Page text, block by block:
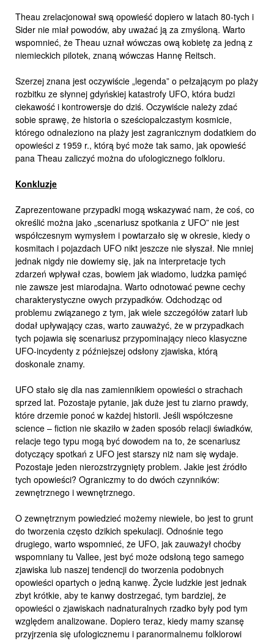
Theau zrelacjonował swą opowieść dopiero w latach 80-tych i
Sider nie miał powodów, aby uważać ją za zmyśloną. Warto
wspomnieć, że Theau uznał wówczas ową kobietę za jedną z
niemieckich pilotek, znaną wówczas Hannę Reitsch.
Szerzej znana jest oczywiście „legenda” o pełzającym po plaży
rozbitku ze słynnej gdyńskiej katastrofy UFO, która budzi
ciekawość i kontrowersje do dziś. Oczywiście należy zdać
sobie sprawę, że historia o sześciopalczastym kosmicie,
którego odnaleziono na plaży jest zagranicznym dodatkiem do
opowieści z 1959 r., którą być może tak samo, jak opowieść
pana Theau zaliczyć można do ufologicznego folkloru.
Konkluzje
Zaprezentowane przypadki mogą wskazywać nam, że coś, co
określić można jako „scenariusz spotkania z UFO” nie jest
współczesnym wymysłem i powtarzało się w okresie, kiedy o
kosmitach i pojazdach UFO nikt jeszcze nie słyszał. Nie mniej
jednak nigdy nie dowiemy się, jak na interpretacje tych
zdarzeń wpływał czas, bowiem jak wiadomo, ludzka pamięć
nie zawsze jest miarodajna. Warto odnotować pewne cechy
charakterystyczne owych przypadków. Odchodząc od
problemu związanego z tym, jak wiele szczegółów zatarł lub
dodał upływający czas, warto zauważyć, że w przypadkach
tych pojawia się scenariusz przypominający nieco klasyczne
UFO-incydenty z późniejszej odsłony zjawiska, którą
doskonale znamy.
UFO stało się dla nas zamiennikiem opowieści o strachach
sprzed lat. Pozostaje pytanie, jak duże jest tu ziarno prawdy,
które drzemie ponoć w każdej historii. Jeśli współczesne
science – fiction nie skaziło w żaden sposób relacji świadków,
relacje tego typu mogą być dowodem na to, że scenariusz
dotyczący spotkań z UFO jest starszy niż nam się wydaje.
Pozostaje jeden nierozstrzygnięty problem. Jakie jest źródło
tych opowieści? Ograniczmy to do dwóch czynników:
zewnętrznego i wewnętrznego.
O zewnętrznym powiedzieć możemy niewiele, bo jest to grunt
do tworzenia często dzikich spekulacji. Odnośnie tego
drugiego, warto wspomnieć, że UFO, jak zauważył choćby
wspomniany tu Vallee, jest być może odsłoną tego samego
zjawiska lub naszej tendencji do tworzenia podobnych
opowieści opartych o jedną kanwę. Życie ludzkie jest jednak
zbyt krótkie, aby te kanwy dostrzegać, tym bardziej, że
opowieści o zjawiskach nadnaturalnych rzadko były pod tym
względem analizowane. Dopiero teraz, kiedy mamy szansę
przyjrzenia się ufologicznemu i paranormalnemu folklorowi